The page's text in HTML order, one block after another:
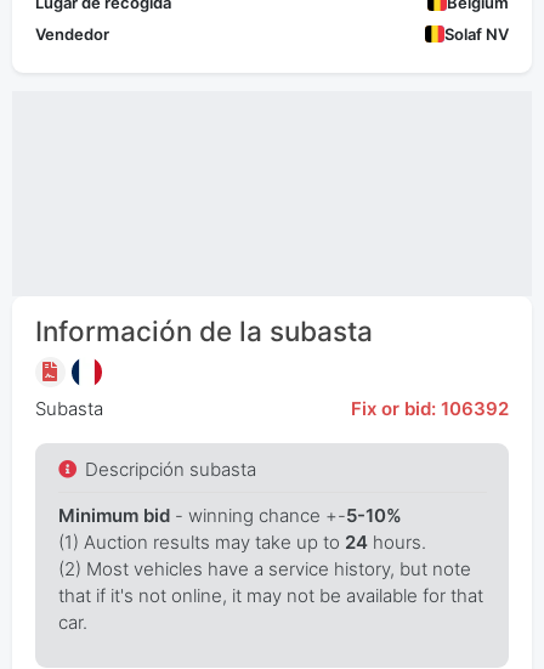
Vendedor
Solaf NV
Información de la subasta
Subasta Fix or bid: 106392
Descripción subasta
Minimum bid- winning chance +-5-10%
(1) Auction results may take up to 24hours.
(2) Most vehicles have a service history, but note
that if it's not online, it may not be available for that
car.